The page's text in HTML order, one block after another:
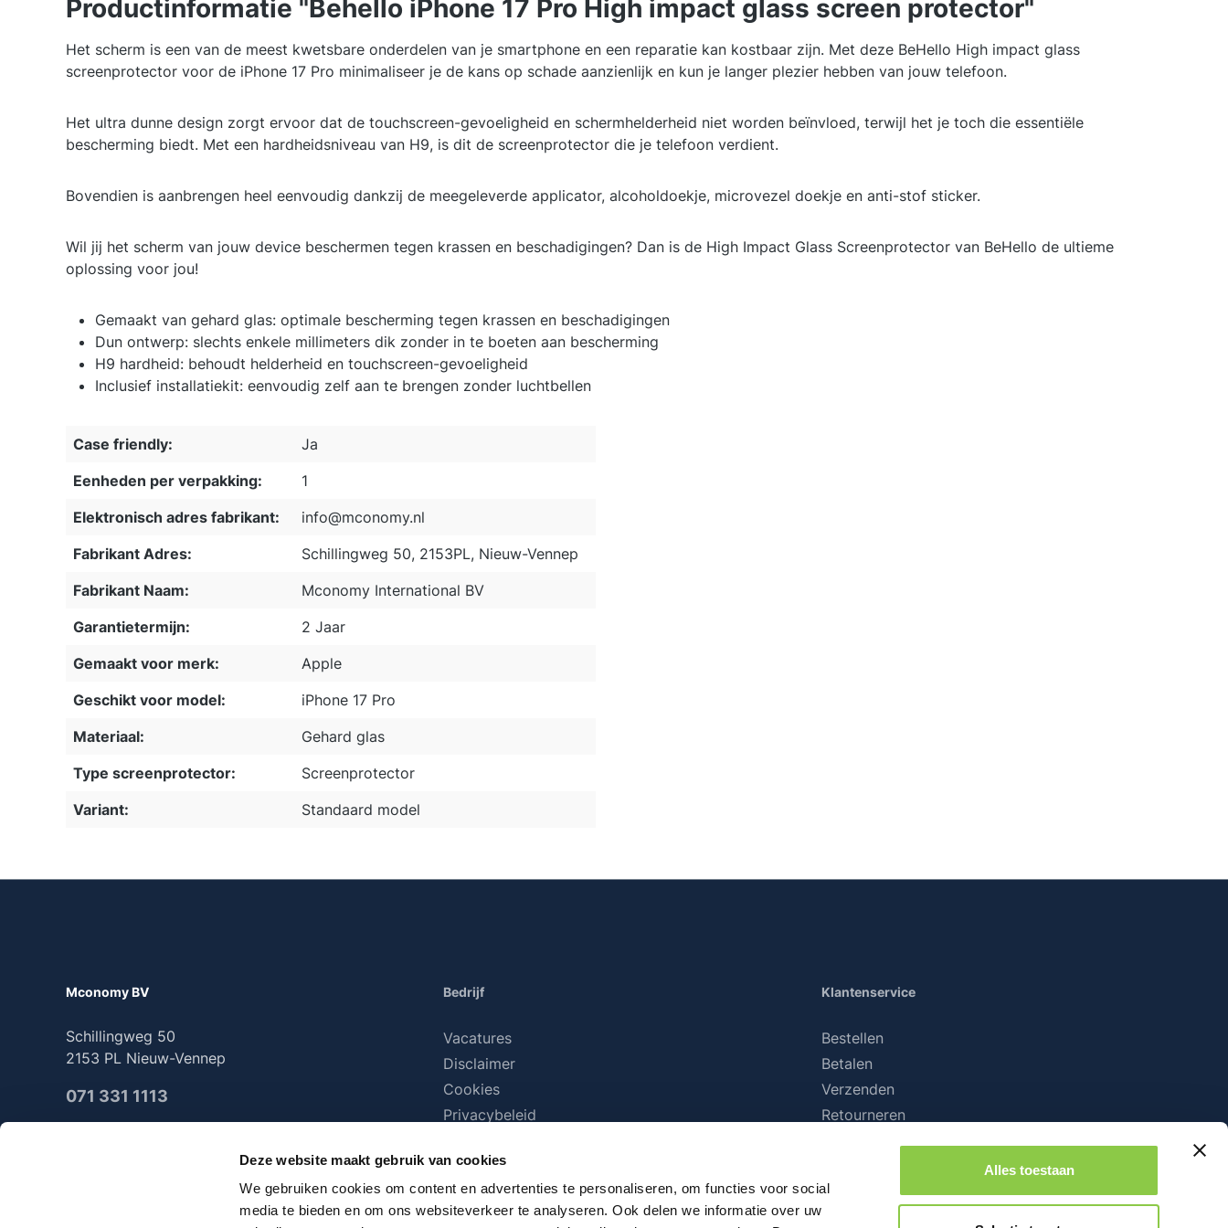
Deze website maakt gebruik van cookies
We gebruiken cookies om content en advertenties te personaliseren, om functies voor social
media te bieden en om ons websiteverkeer te analyseren. Ook delen we informatie over uw
Alles toestaan
Productinformatie "Behello iPhone 17 Pro High impact glass screen protector"
Het scherm is een van de meest kwetsbare onderdelen van je smartphone en een reparatie kan kostbaar zijn. Met deze BeHello High impact glass
screenprotector voor de iPhone 17 Pro minimaliseer je de kans op schade aanzienlijk en kun je langer plezier hebben van jouw telefoon.
Het ultra dunne design zorgt ervoor dat de touchscreen-gevoeligheid en schermhelderheid niet worden beïnvloed, terwijl het je toch die essentiële
bescherming biedt. Met een hardheidsniveau van H9, is dit de screenprotector die je telefoon verdient.
Bovendien is aanbrengen heel eenvoudig dankzij de meegeleverde applicator, alcoholdoekje, microvezel doekje en anti-stof sticker.
Wil jij het scherm van jouw device beschermen tegen krassen en beschadigingen? Dan is de High Impact Glass Screenprotector van BeHello de ultieme
oplossing voor jou!
Gemaakt van gehard glas: optimale bescherming tegen krassen en beschadigingen
Dun ontwerp: slechts enkele millimeters dik zonder in te boeten aan bescherming
H9 hardheid: behoudt helderheid en touchscreen-gevoeligheid
Inclusief installatiekit: eenvoudig zelf aan te brengen zonder luchtbellen
Case friendly:
Ja
Eenheden per verpakking:
1
Elektronisch adres fabrikant:
info@mconomy.nl
Fabrikant Adres:
Schillingweg 50, 2153PL, Nieuw-Vennep
Fabrikant Naam:
Mconomy International BV
Garantietermijn:
2 Jaar
Gemaakt voor merk:
Apple
Geschikt voor model:
iPhone 17 Pro
Materiaal:
Gehard glas
Type screenprotector:
Screenprotector
Variant:
Standaard model
Mconomy BV
Schillingweg 50
2153 PL Nieuw-Vennep
071 331 1113
2025 Mconomy all rights reserved
Bedrijf
Vacatures
Disclaimer
Cookies
Privacybeleid
Klantenservice
Bestellen
Betalen
Verzenden
Retourneren